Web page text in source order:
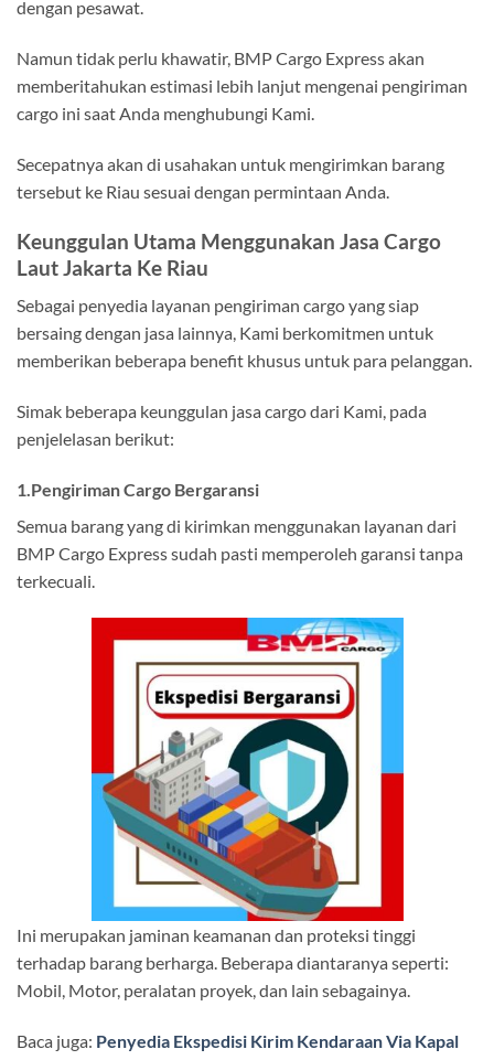
dengan pesawat.
Namun tidak perlu khawatir, BMP Cargo Express akan
memberitahukan estimasi lebih lanjut mengenai pengiriman
cargo ini saat Anda menghubungi Kami.
Secepatnya akan di usahakan untuk mengirimkan barang
tersebut ke Riau sesuai dengan permintaan Anda.
Keunggulan Utama Menggunakan Jasa Cargo
Laut Jakarta Ke Riau
Sebagai penyedia layanan pengiriman cargo yang siap
bersaing dengan jasa lainnya, Kami berkomitmen untuk
memberikan beberapa benefit khusus untuk para pelanggan.
Simak beberapa keunggulan jasa cargo dari Kami, pada
penjelelasan berikut:
1.Pengiriman Cargo Bergaransi
Semua barang yang di kirimkan menggunakan layanan dari
BMP Cargo Express sudah pasti memperoleh garansi tanpa
terkecuali.
Ini merupakan jaminan keamanan dan proteksi tinggi
terhadap barang berharga. Beberapa diantaranya seperti:
Mobil, Motor, peralatan proyek, dan lain sebagainya.
Baca juga: Penyedia Ekspedisi Kirim Kendaraan Via Kapal